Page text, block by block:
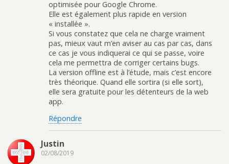
optimisée pour Google Chrome.
Elle est également plus rapide en version
« installée ».
Si vous constatez que cela ne charge vraiment
pas, mieux vaut m’en aviser au cas par cas, dans
ce cas je vous indiquerai ce qui se passe, voire
cela me permettra de corriger certains bugs.
La version offline est à l’étude, mais c’est encore
très théorique. Quand elle sortira (si elle sort),
elle sera gratuite pour les détenteurs de la web
app.
Répondre
Justin
02/08/2019